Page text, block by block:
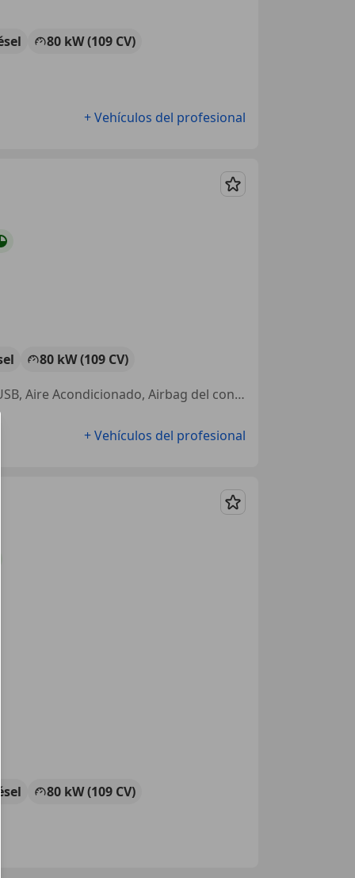
80 kW (109 CV)
+ Vehículos del profesional
Guardar
80 kW (109 CV)
ABS, Airbags laterales, ESP, Elevalunas eléctrico, Cierre centralizado, USB, Aire Acondicionado, Airbag del conductor
+ Vehículos del profesional
Guardar
80 kW (109 CV)